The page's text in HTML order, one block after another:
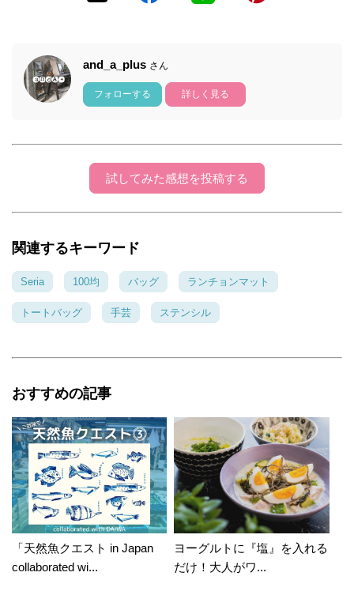
and_a_plus さん
フォローする 詳しく見る
試してみた感想を投稿する
関連するキーワード
Seria 100均 バッグ ランチョンマット
トートバッグ 手芸 ステンシル
おすすめの記事
「天然魚クエスト in Japan
collaborated wi...
ヨーグルトに『塩』を入れる
だけ！大人がワ...